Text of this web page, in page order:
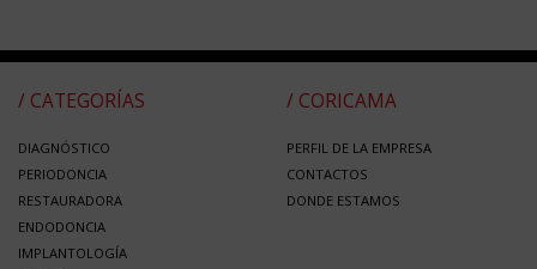
/ CATEGORÍAS
DIAGNÓSTICO
PERIODONCIA
RESTAURADORA
ENDODONCIA
IMPLANTOLOGÍA
/ CORICAMA
PERFIL DE LA EMPRESA
CONTACTOS
DONDE ESTAMOS